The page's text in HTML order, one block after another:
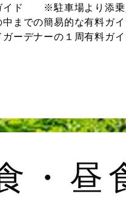
ド
※駐車場より添乗
までの簡易的な有料ガイ
ーデナーの１周有料ガイ
・昼